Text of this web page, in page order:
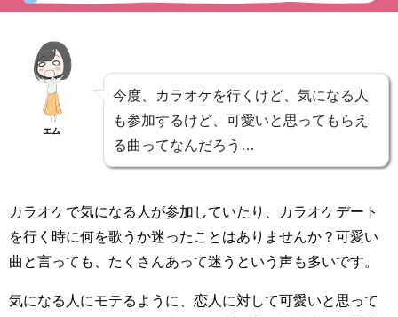
エム
今度、カラオケを行くけど、気になる人
も参加するけど、可愛いと思ってもらえ
る曲ってなんだろう…
カラオケで気になる人が参加していたり、カラオケデート
を行く時に何を歌うか迷ったことはありませんか？可愛い
曲と言っても、たくさんあって迷うという声も多いです。
気になる人にモテるように、恋人に対して可愛いと思って